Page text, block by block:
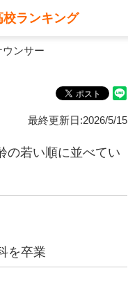
ランキング
ンサー
最終更新日:2026/5/15
の若い順に並べてい
を卒業